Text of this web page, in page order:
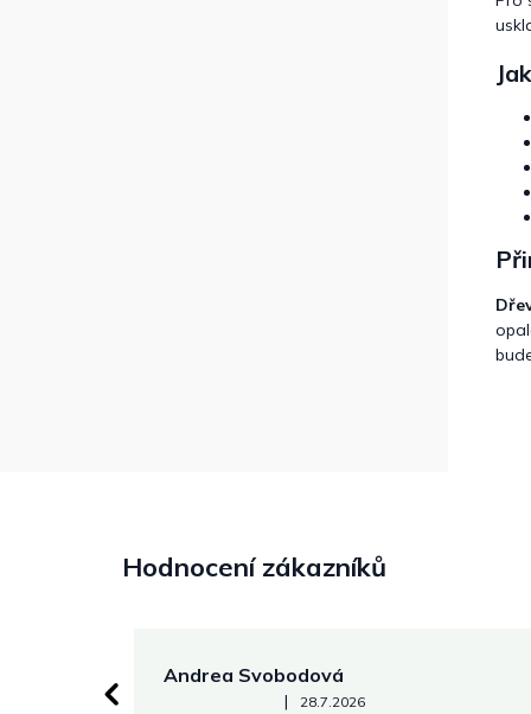
Hodnocení zákazníků
Andrea Svobodová
Hodnocení obchodu je 5 z 5 hvězdiček.
| 28.7.2026